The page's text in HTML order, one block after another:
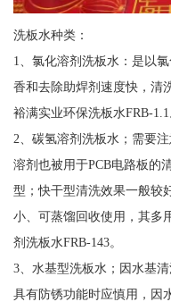
洗板水种类：
1、氯化溶剂洗板水：是以
香和去除助焊剂速度快，清
裕满实业环保洗板水FRB-1.1
2、碳氢溶剂洗板水；需要
溶剂也被用于PCB电路板的
型；快干型清洗效果一般较
小、可蒸馏回收使用，其多
剂洗板水FRB-143。
3、水基型洗板水；因水基
具有防锈功能时应慎用，因